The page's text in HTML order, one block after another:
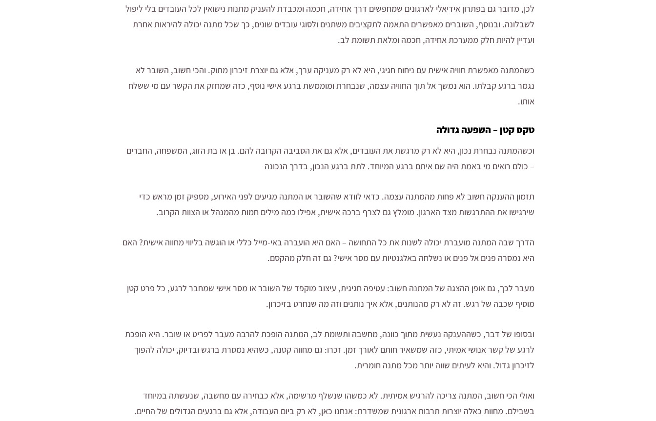
לכן, מדובר גם בפתרון אידיאלי לארגונים שמחפשים דרך אחידה, חכמה ומכבדת להעניק מתנות נישואין לכל העובדים בלי ליפול
לשבלונה. ובנוסף, השוברים מאפשרים התאמה לתקציבים משתנים ולסוגי עובדים שונים, כך שכל מתנה יכולה להיראות אחרת
ועדיין להיות חלק ממערכת אחידה, חכמה ומלאת תשומת לב.
כשהמתנה מאפשרת חוויה אישית עם ניחוח חגיגי, היא לא רק מעניקה ערך, אלא גם יוצרת זיכרון מתוק. והכי חשוב, השובר לא
נגמר ברגע קבלתו. הוא נמשך אל תוך החוויה עצמה, שנבחרת ומוממשת ברגע אישי נוסף, כזה שמחזק את הקשר עם מי ששלח
אותו.
טקס קטן – השפעה גדולה
וכשהמתנה נבחרת נכון, היא לא רק מרגשת את העובדים, אלא גם את הסביבה הקרובה להם. בן או בת הזוג, המשפחה, החברים
– כולם רואים מי באמת היה שם איתם ברגע המיוחד. לתת ברגע הנכון, בדרך הנכונה
תזמון ההענקה חשוב לא פחות מהמתנה עצמה. כדאי לוודא שהשובר או המתנה מגיעים לפני האירוע, מספיק זמן מראש כדי
שירגישו את ההתרגשות מצד הארגון. מומלץ גם לצרף ברכה אישית, אפילו כמה מילים חמות מהמנהל או הצוות הקרוב.
הדרך שבה המתנה מועברת יכולה לשנות את כל התחושה – האם היא הועברה באי-מייל כללי או הוגשה בליווי מחווה אישית? האם
היא נמסרה פנים אל פנים או נשלחה באלגנטיות עם מסר אישי? גם זה חלק מהקסם.
מעבר לכך, גם אופן ההצגה של המתנה חשוב: עטיפה חגיגית, עיצוב מוקפד של השובר או מסר אישי שמחבר לרגע, כל פרט קטן
מוסיף שכבה של רגש. זה לא רק מהנותנים, אלא איך נותנים וזה מה שנחרט בזיכרון.
ובסופו של דבר, כשההענקה נעשית מתוך כוונה, מחשבה ותשומת לב, המתנה הופכת להרבה מעבר לפריט או שובר. היא הופכת
לרגע של קשר אנושי אמיתי, כזה שמשאיר חותם לאורך זמן. זכרו: גם מחווה קטנה, כשהיא נמסרת ברגש ובדיוק, יכולה להפוך
לזיכרון גדול. והיא לעיתים שווה יותר מכל מתנה חומרית.
ואולי הכי חשוב, המתנה צריכה להרגיש אמיתית. לא כמשהו שנשלף מרשימה, אלא כבחירה עם מחשבה, שנעשתה במיוחד
בשבילם. מחוות כאלה יוצרות תרבות ארגונית שמשדרת: אנחנו כאן, לא רק ביום העבודה, אלא גם ברגעים הגדולים של החיים.